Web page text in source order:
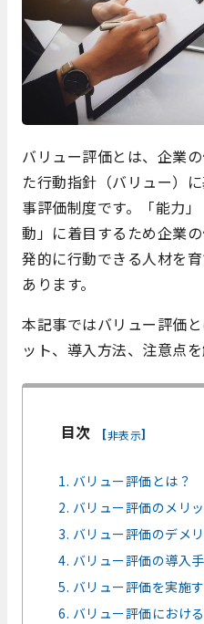
バリュー評価とは、企業
た行動指針（バリュー）
事評価制度です。「能力
動」に着目するため企業
発的に行動できる人材を
あります。
本記事ではバリュー評価
ット、導入方法、注意点を
目次 [非表示]
1. バリュー評価とは？
2. バリュー評価のメリ
3. バリュー評価のデメ
4. バリュー評価の導入
5. バリュー評価を実施
6. バリュー評価におけ